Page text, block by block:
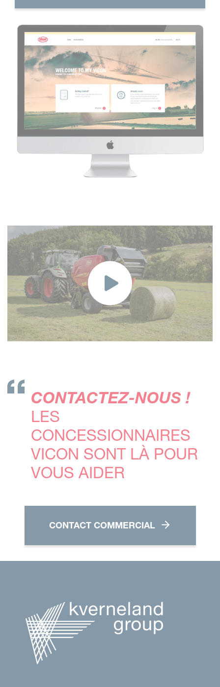
CONTACTEZ-NOUS !
LES
CONCESSIONNAIRES
VICON SONT LÀ POUR
VOUS AIDER
CONTACT COMMERCIAL